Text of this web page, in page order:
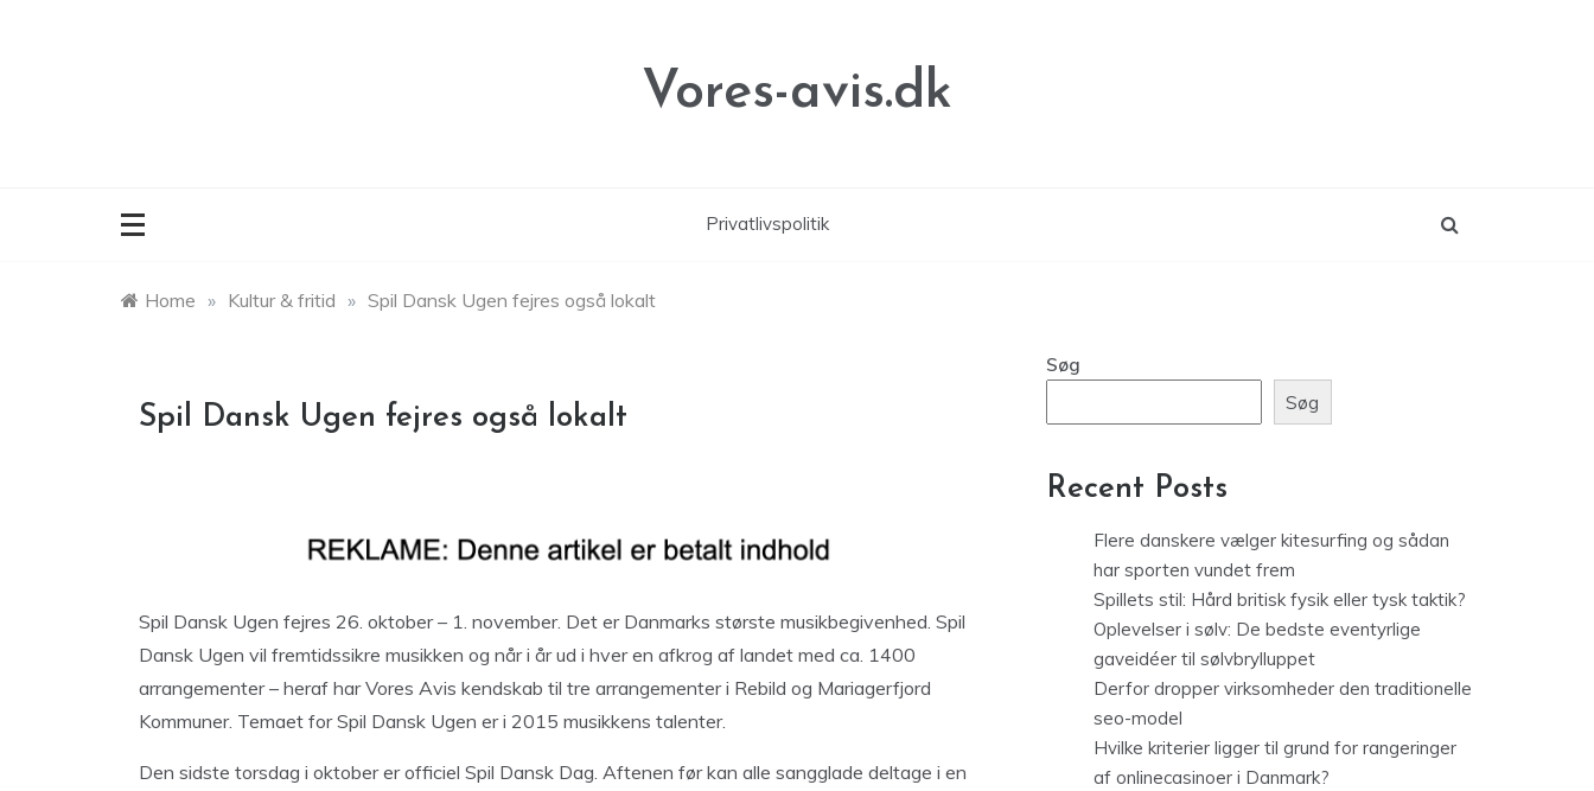
Vores-avis.dk
Privatlivspolitik
Home » Kultur & fritid » Spil Dansk Ugen fejres også lokalt
Spil Dansk Ugen fejres også lokalt
Spil Dansk Ugen fejres 26. oktober – 1. november. Det er Danmarks største musikbegivenhed. Spil
Dansk Ugen vil fremtidssikre musikken og når i år ud i hver en afkrog af landet med ca. 1400
arrangementer – heraf har Vores Avis kendskab til tre arrangementer i Rebild og Mariagerfjord
Kommuner. Temaet for Spil Dansk Ugen er i 2015 musikkens talenter.
Den sidste torsdag i oktober er officiel Spil Dansk Dag. Aftenen før kan alle sangglade deltage i en
Søg
Søg
Recent Posts
Flere danskere vælger kitesurfing og sådan
har sporten vundet frem
Spillets stil: Hård britisk fysik eller tysk taktik?
Oplevelser i sølv: De bedste eventyrlige
gaveidéer til sølvbrylluppet
Derfor dropper virksomheder den traditionelle
seo-model
Hvilke kriterier ligger til grund for rangeringer
af onlinecasinoer i Danmark?